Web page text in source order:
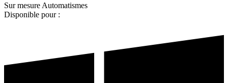
Sur mesure Automatismes
Disponible pour :